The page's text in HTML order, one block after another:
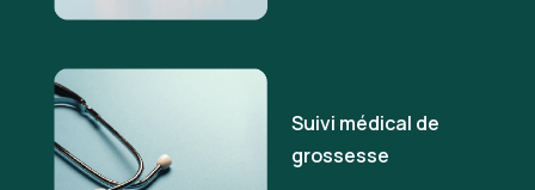
Suivi médical de
grossesse